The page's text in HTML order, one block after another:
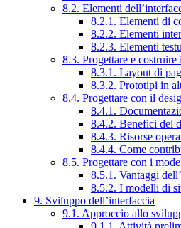
8.2. Elementi
8.2.1. Elementi di
8.2.2. Elementi
8.2.3. Elementi
8.3. Progettare e costruire
8.3.1. Layout di
8.3.2. Prototipi in
8.4. Progettare con il
8.4.1.
8.4.2. Benefici del
8.4.3. Risorse
8.4.4. Come
8.5. Progettare con i
8.5.1. Vantaggi
8.5.2. I modelli di
9. Sviluppo dell’interfaccia
9.1. Approccio allo